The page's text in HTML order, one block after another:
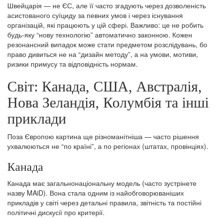
Швейцарія — не ЄС, але її часто згадують через дозволеність
асистованого суїциду за певних умов і через існування
організацій, які працюють у цій сфері. Важливо: це не робить
будь-яку “нову технологію” автоматично законною. Кожен
резонансний випадок може стати предметом розслідувань, бо
право дивиться не на “дизайн методу”, а на умови, мотиви,
ризики примусу та відповідність нормам.
Світ: Канада, США, Австралія,
Нова Зеландія, Колумбія та інші
приклади
Поза Європою картина ще різноманітніша — часто рішення
ухвалюються не “по країні”, а по регіонах (штатах, провінціях).
Канада
Канада має загальнонаціональну модель (часто зустрінете
назву MAiD). Вона стала одним із найобговорюваніших
прикладів у світі через детальні правила, звітність та постійні
політичні дискусії про критерії.